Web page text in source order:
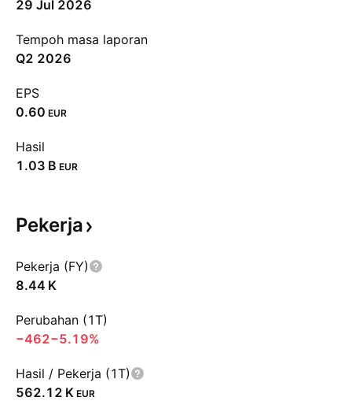
29 Jul 2026
Tempoh masa laporan
Q2 2026
EPS
0.60 EUR
Hasil
‪1.03 B‬ EUR
Pekerja
Pekerja (FY)
‪8.44 K‬
Perubahan (1T)
−462−5.19%
Hasil / Pekerja (1T)
‪562.12 K‬ EUR